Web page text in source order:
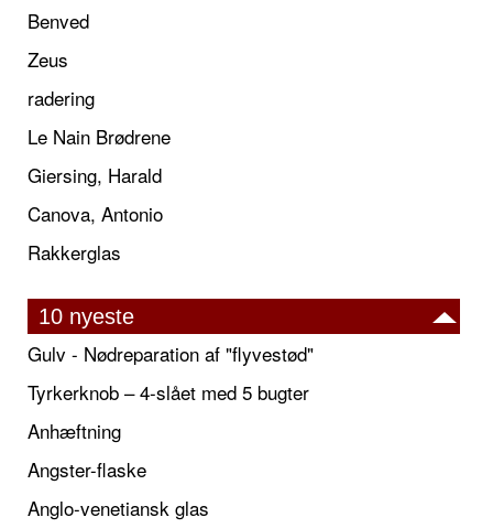
Benved
Zeus
radering
Le Nain Brødrene
Giersing, Harald
Canova, Antonio
Rakkerglas
10 nyeste
Gulv - Nødreparation af "flyvestød"
Tyrkerknob – 4-slået med 5 bugter
Anhæftning
Angster-flaske
Anglo-venetiansk glas